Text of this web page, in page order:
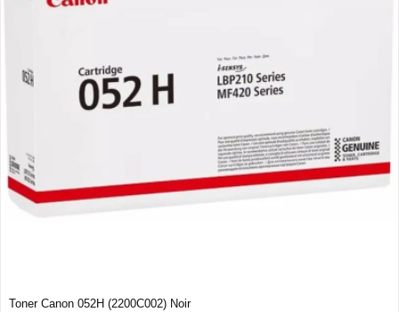
Toner Canon 052H (2200C002) Noir